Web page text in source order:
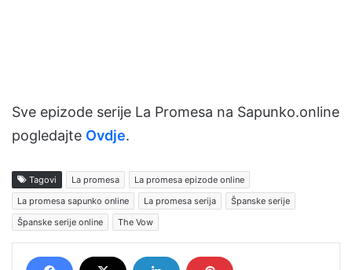
Sve epizode serije La Promesa na Sapunko.online
pogledajte Ovdje.
Tagovi La promesa
La promesa epizode online
La promesa sapunko online
La promesa serija
Španske serije
Španske serije online
The Vow